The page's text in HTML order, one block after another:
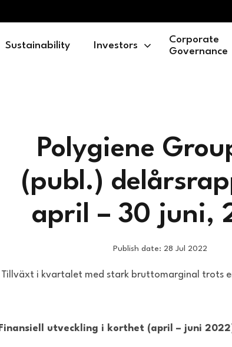
Sustainability Investors
Corporate
Governance
Polygiene
(publ.)
april – 30 juni,
Publish date: 28 Jul 2022
Tillväxt i kvartalet med stark bruttomarginal trots
Finansiell utveckling i korthet (april – juni